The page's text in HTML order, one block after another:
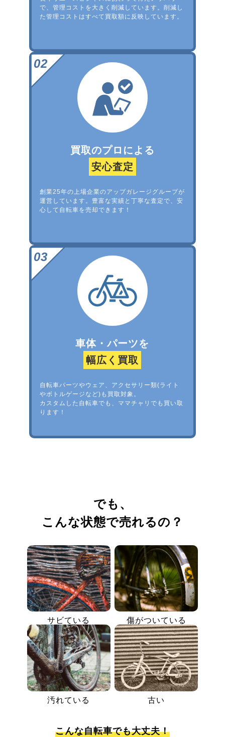
で、管理コストを大きく削減しています。削減し
た管理コストはすべて買取額に反映しています。
買取のプロによる
安心査定
創業25年の上場企業のアップガレージグループが
運営しています。豊富な実績と丁寧な査定で、安
心して自転車を売却できます！
車体・パーツを
幅広く買取
自転車パーツやウェア、アクセサリー類(ライト
やボトルゲージなど)も買取対象。
カスタムした自転車でも、ママチャリでも買い取
ります！
でも、
こんな状態で売れるの？
サビている 傷がついている
汚れている 古い
こんな自転車でも大丈夫！